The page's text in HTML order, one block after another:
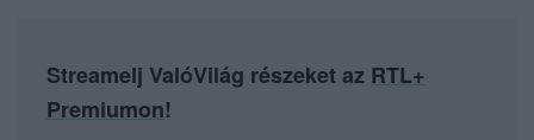
Streamelj ValóVilág részeket az RTL+
Premiumon!